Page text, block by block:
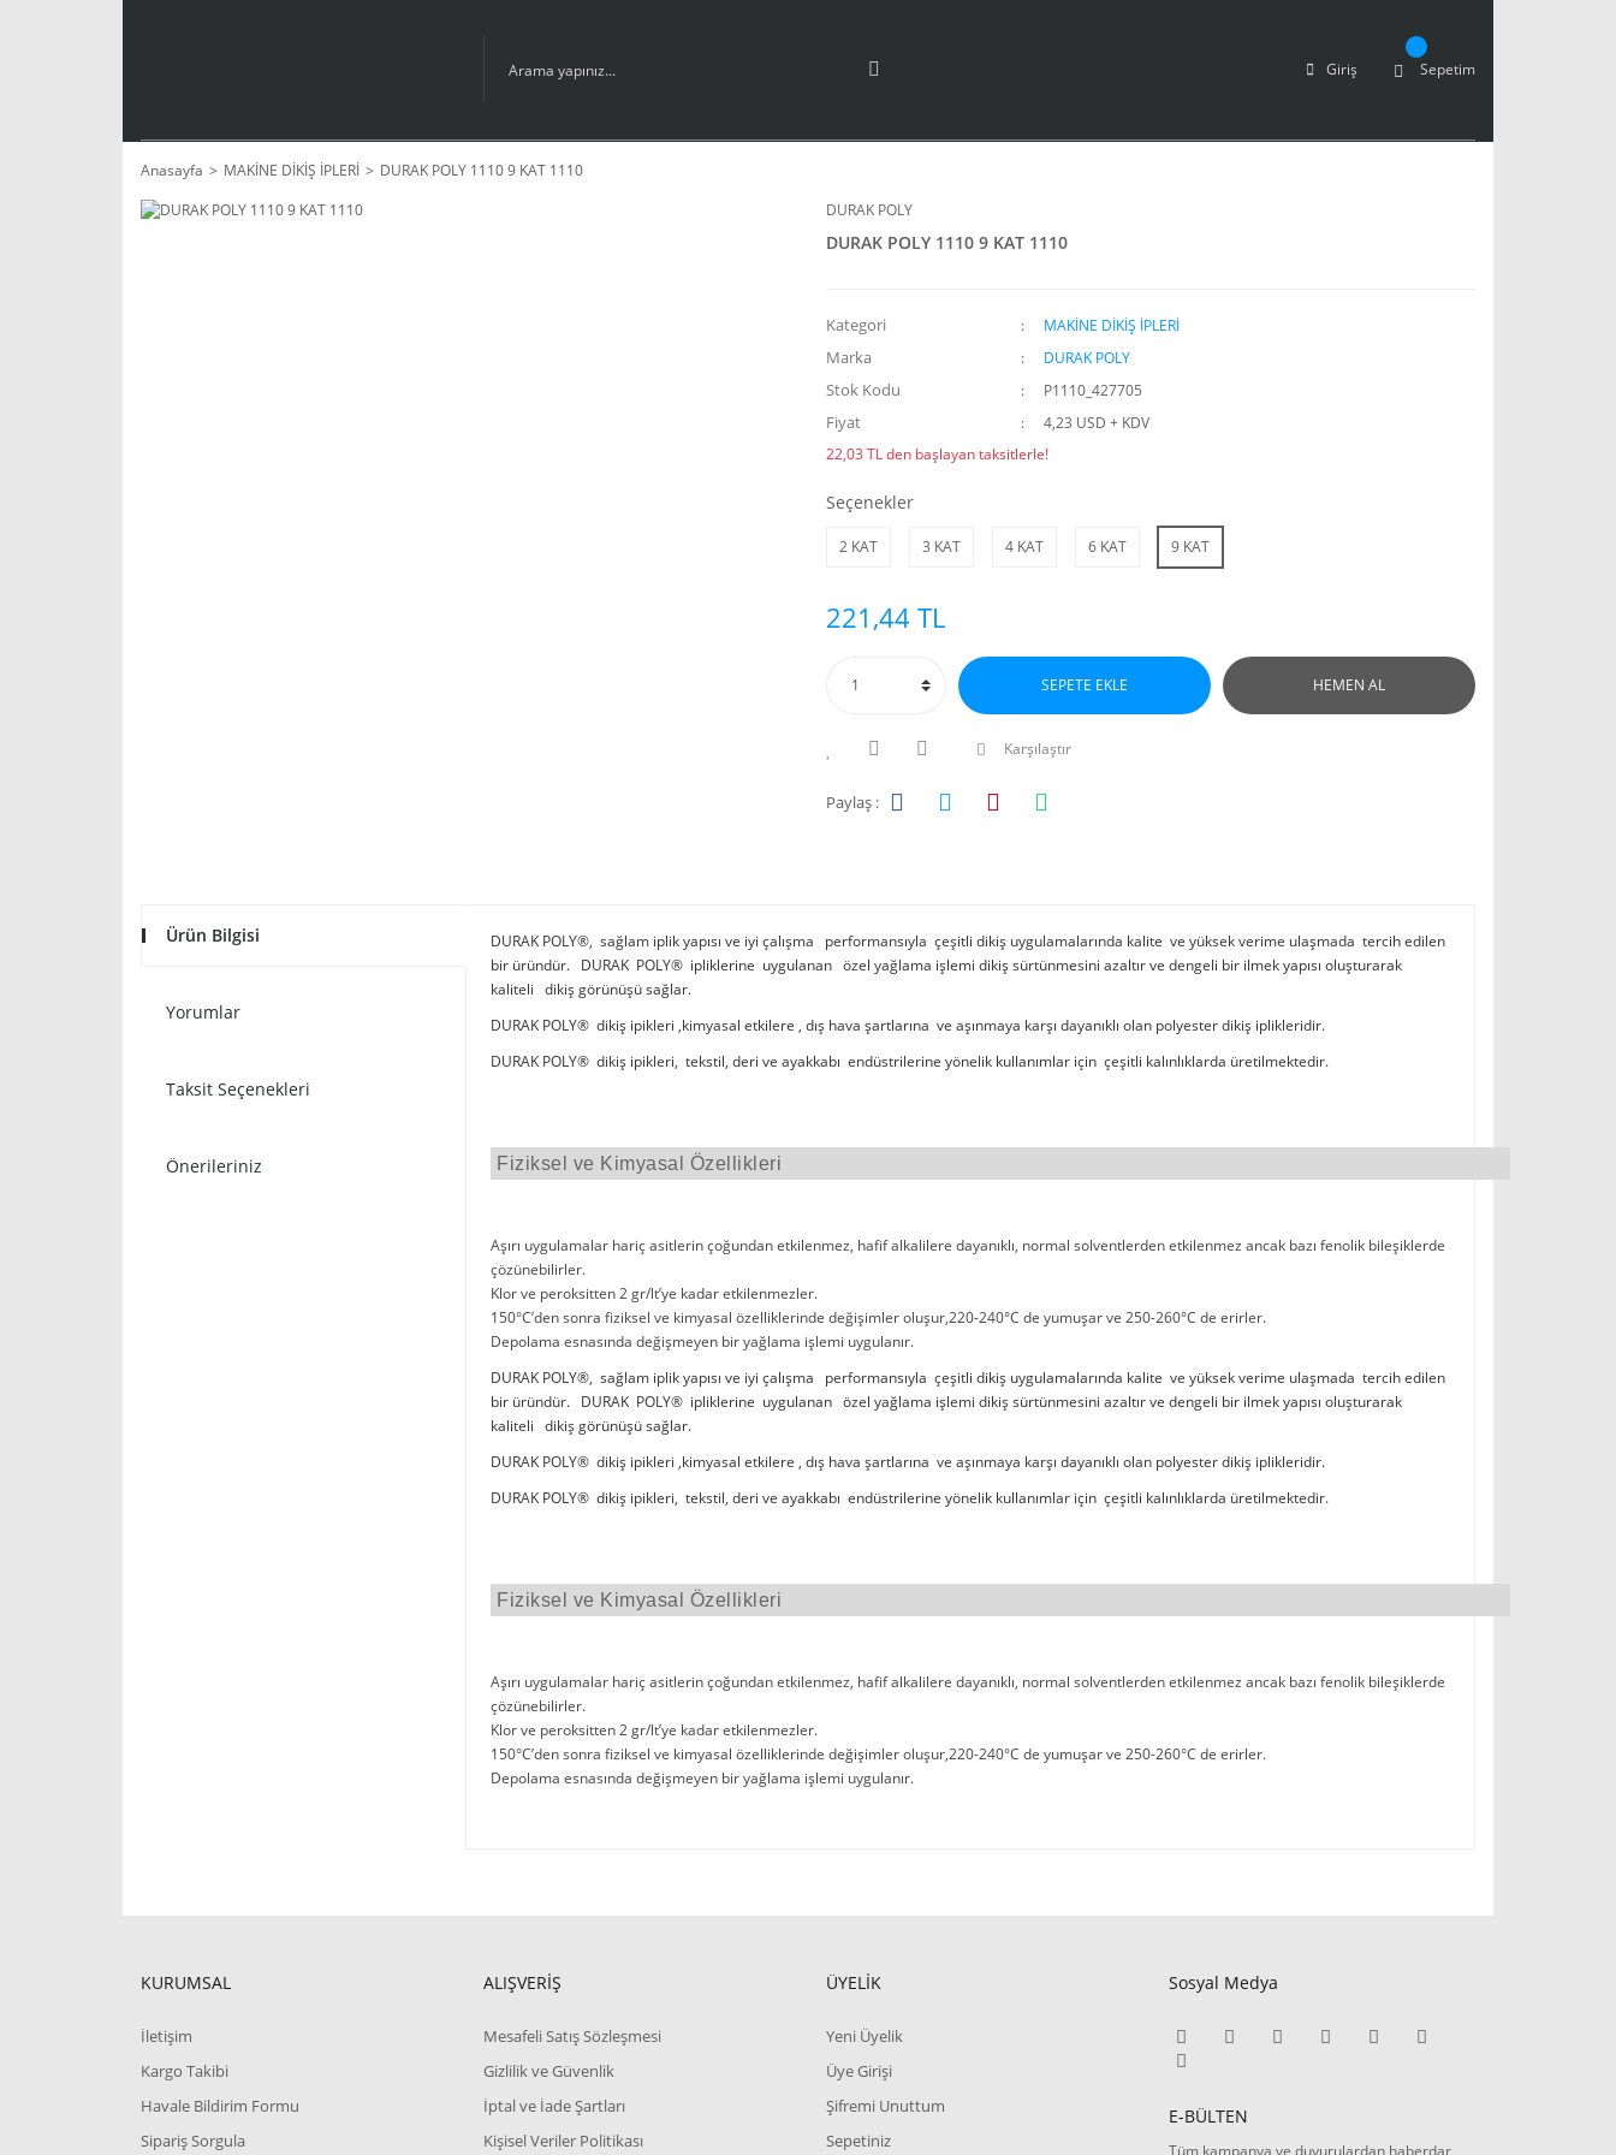
Giriş Sepetim
Anasayfa MAKİNE DİKİŞ İPLERİ
DURAK POLY 1110 9 KAT 1110
DURAK POLY
DURAK POLY 1110 9 KAT 1110
Kategori MAKİNE DİKİŞ İPLERİ
Marka DURAK POLY
Stok Kodu P1110_427705
Fiyat
4,23 USD + KDV
22,03 TL den başlayan taksitlerle!
Seçenekler
2 KAT 3 KAT 4 KAT 6 KAT 9 KAT
221,44 TL
SEPETE EKLE HEMEN AL
Karşılaştır
Paylaş :
Ürün Bilgisi
Yorumlar
Taksit Seçenekleri
Önerileriniz
DURAK POLY®, sağlam iplik yapısı ve iyi çalışma performansıyla çeşitli dikiş uygulamalarında kalite ve yüksek verime ulaşmada tercih edilen
bir üründür. DURAK POLY® ipliklerine uygulanan özel yağlama işlemi dikiş sürtünmesini azaltır ve dengeli bir ilmek yapısı oluşturarak
kaliteli dikiş görünüşü sağlar.
DURAK POLY® dikiş ipikleri ,kimyasal etkilere , dış hava şartlarına ve aşınmaya karşı dayanıklı olan polyester dikiş iplikleridir.
DURAK POLY® dikiş ipikleri, tekstil, deri ve ayakkabı endüstrilerine yönelik kullanımlar için çeşitli kalınlıklarda üretilmektedir.
Fiziksel ve Kimyasal Özellikleri
Aşırı uygulamalar hariç asitlerin çoğundan etkilenmez, hafif alkalilere dayanıklı, normal solventlerden etkilenmez ancak bazı fenolik bileşiklerde
çözünebilirler.
Klor ve peroksitten 2 gr/lt’ye kadar etkilenmezler.
150°C’den sonra fiziksel ve kimyasal özelliklerinde değişimler oluşur,220-240°C de yumuşar ve 250-260°C de erirler.
Depolama esnasında değişmeyen bir yağlama işlemi uygulanır.
DURAK POLY®, sağlam iplik yapısı ve iyi çalışma performansıyla çeşitli dikiş uygulamalarında kalite ve yüksek verime ulaşmada tercih edilen
bir üründür. DURAK POLY® ipliklerine uygulanan özel yağlama işlemi dikiş sürtünmesini azaltır ve dengeli bir ilmek yapısı oluşturarak
kaliteli dikiş görünüşü sağlar.
DURAK POLY® dikiş ipikleri ,kimyasal etkilere , dış hava şartlarına ve aşınmaya karşı dayanıklı olan polyester dikiş iplikleridir.
DURAK POLY® dikiş ipikleri, tekstil, deri ve ayakkabı endüstrilerine yönelik kullanımlar için çeşitli kalınlıklarda üretilmektedir.
Fiziksel ve Kimyasal Özellikleri
Aşırı uygulamalar hariç asitlerin çoğundan etkilenmez, hafif alkalilere dayanıklı, normal solventlerden etkilenmez ancak bazı fenolik bileşiklerde
çözünebilirler.
Klor ve peroksitten 2 gr/lt’ye kadar etkilenmezler.
150°C’den sonra fiziksel ve kimyasal özelliklerinde değişimler oluşur,220-240°C de yumuşar ve 250-260°C de erirler.
Depolama esnasında değişmeyen bir yağlama işlemi uygulanır.
KURUMSAL
İletişim
Kargo Takibi
Havale Bildirim Formu
Sipariş Sorgula
ALIŞVERİŞ
Mesafeli Satış Sözleşmesi
Gizlilik ve Güvenlik
İptal ve İade Şartları
Kişisel Veriler Politikası
ÜYELİK
Yeni Üyelik
Üye Girişi
Şifremi Unuttum
Sepetiniz
Sosyal Medya
E-BÜLTEN
Tüm kampanya ve duyurulardan haberdar